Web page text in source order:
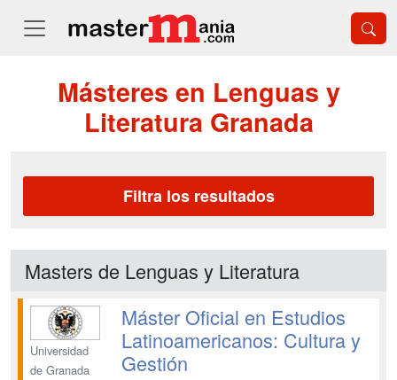
Másteres en Lenguas y
Literatura Granada
Filtra los resultados
Masters de Lenguas y Literatura
Universidad
de Granada
Máster Oficial en Estudios
Latinoamericanos: Cultura y
Gestión